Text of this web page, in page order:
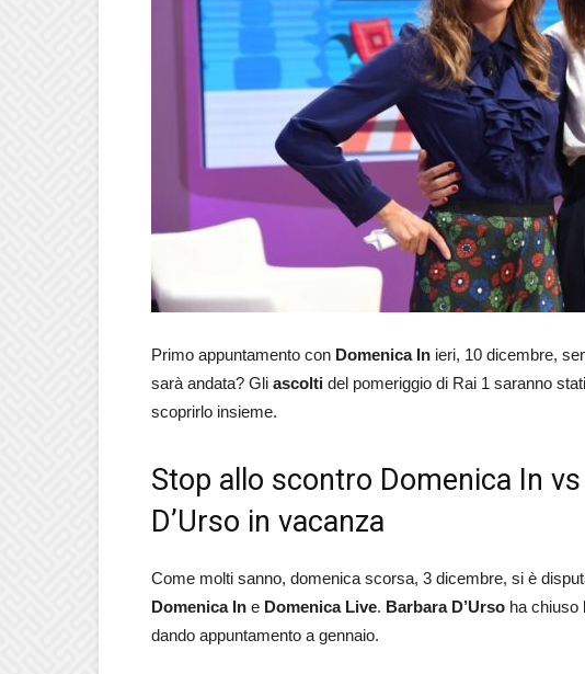
Primo appuntamento con Domenica In ieri, 10 dicembre,
sarà andata? Gli ascolti del pomeriggio di Rai 1 saranno
scoprirlo insieme.
Stop allo scontro Domenica In
D’Urso in vacanza
Come molti sanno, domenica scorsa, 3 dicembre, si è
Domenica In e Domenica Live. Barbara D’Urso ha chiuso
dando appuntamento a gennaio.